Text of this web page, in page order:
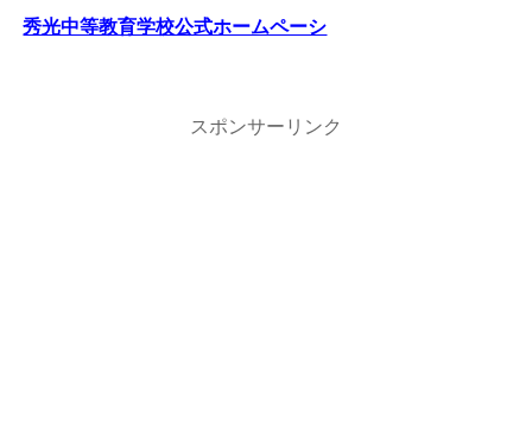
秀光中等教育学校公式ホームペーシ
スポンサーリンク